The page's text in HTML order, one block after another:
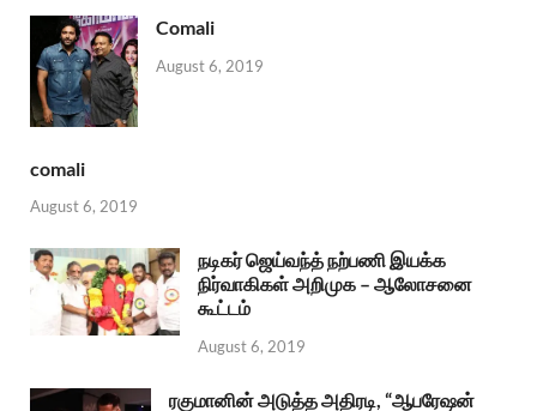
Comali
August 6, 2019
comali
August 6, 2019
நடிகர் ஜெய்வந்த் நற்பணி இயக்க
நிர்வாகிகள் அறிமுக – ஆலோசனை
கூட்டம்
August 6, 2019
ரகுமானின் அடுத்த அதிரடி, “ஆபரேஷன்